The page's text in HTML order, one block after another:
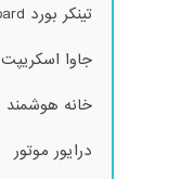
تینکر بورد Tinker Board
جاوا اسکریپت Javascript
خانه هوشمند
درایور موتور